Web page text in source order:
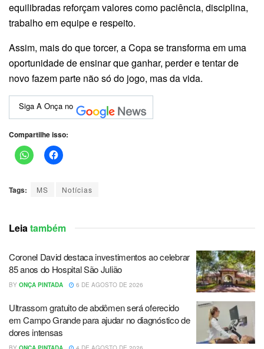
equilibradas reforçam valores como paciência, disciplina,
trabalho em equipe e respeito.
Assim, mais do que torcer, a Copa se transforma em uma
oportunidade de ensinar que ganhar, perder e tentar de
novo fazem parte não só do jogo, mas da vida.
Siga A Onça no
Compartilhe isso:
Tags: MS Notícias
Leiatambém
Coronel David destaca investimentos ao celebrar
85 anos do Hospital São Julião
BY ONÇA PINTADA 6 DE AGOSTO DE 2026
Ultrassom gratuito de abdômen será oferecido
em Campo Grande para ajudar no diagnóstico de
dores intensas